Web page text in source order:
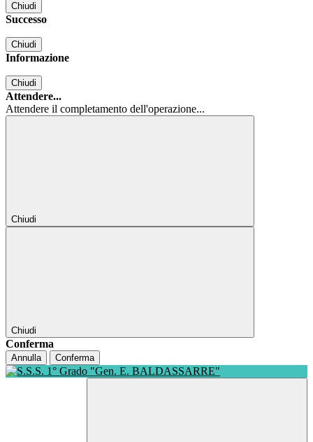
Chiudi
Successo
Chiudi
Informazione
Chiudi
Attendere...
Attendere il completamento dell'operazione...
Chiudi
Chiudi
Conferma
Annulla Conferma